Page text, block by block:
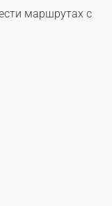
маршрутах с